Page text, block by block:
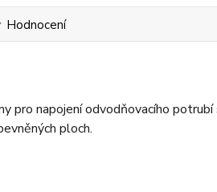
Hodnocení
pro napojení odvodňovacího potrubí
ploch.